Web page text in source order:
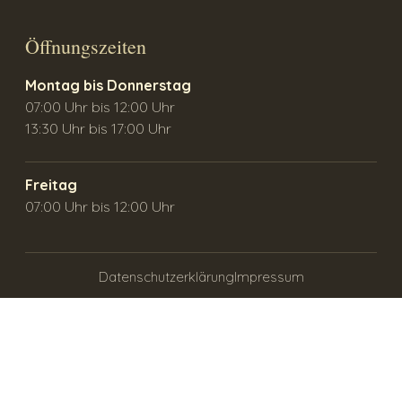
Öffnungszeiten
Montag bis Donnerstag
07:00 Uhr bis 12:00 Uhr
13:30 Uhr bis 17:00 Uhr
Freitag
07:00 Uhr bis 12:00 Uhr
DatenschutzerklärungImpressum